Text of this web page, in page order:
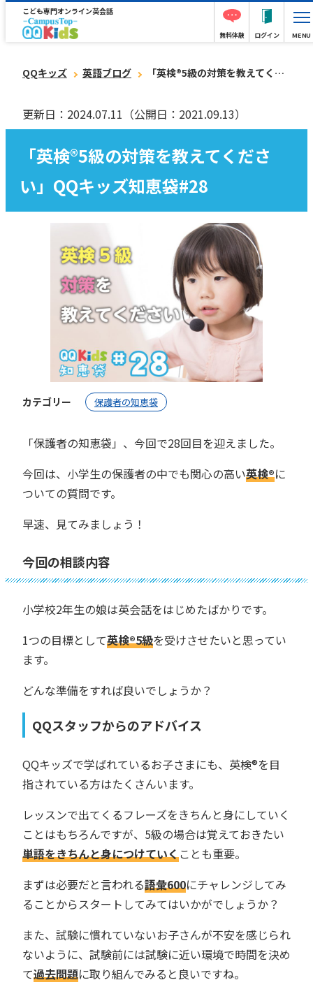
こども専門オンライン英会話
無料体験 ログイン MENU
QQキッズ 英語ブログ 「英検®︎5級の対策を教えてください」QQキッズ知恵袋#28
更新日：2024.07.11 （公開日：2021.09.13）
「英検®︎5級の対策を教えてくださ
い」QQキッズ知恵袋#28
カテゴリー 保護者の知恵袋
「保護者の知恵袋」、今回で28回目を迎えました。
今回は、小学生の保護者の中でも関心の高い英検®︎に
ついての質問です。
早速、見てみましょう！
今回の相談内容
小学校2年生の娘は英会話をはじめたばかりです。
1つの目標として英検®︎5級を受けさせたいと思ってい
ます。
どんな準備をすれば良いでしょうか？
QQスタッフからのアドバイス
QQキッズで学ばれているお子さまにも、英検®︎を目
指されている方はたくさんいます。
レッスンで出てくるフレーズをきちんと身にしていく
ことはもちろんですが、5級の場合は覚えておきたい
単語をきちんと身につけていくことも重要。
まずは必要だと言われる語彙600にチャレンジしてみ
ることからスタートしてみてはいかがでしょうか？
また、試験に慣れていないお子さんが不安を感じられ
ないように、試験前には試験に近い環境で時間を決め
て過去問題に取り組んでみると良いですね。